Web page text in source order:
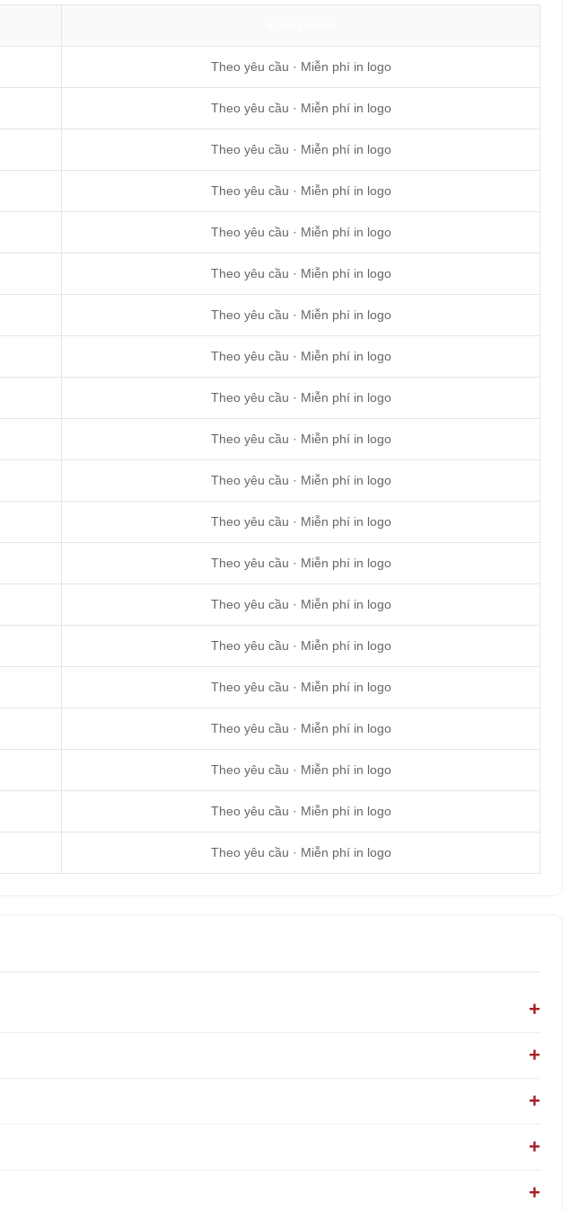
Theo yêu cầu · Miễn phí in logo
Theo yêu cầu · Miễn phí in logo
Theo yêu cầu · Miễn phí in logo
Theo yêu cầu · Miễn phí in logo
Theo yêu cầu · Miễn phí in logo
Theo yêu cầu · Miễn phí in logo
Theo yêu cầu · Miễn phí in logo
Theo yêu cầu · Miễn phí in logo
Theo yêu cầu · Miễn phí in logo
Theo yêu cầu · Miễn phí in logo
Theo yêu cầu · Miễn phí in logo
Theo yêu cầu · Miễn phí in logo
Theo yêu cầu · Miễn phí in logo
Theo yêu cầu · Miễn phí in logo
Theo yêu cầu · Miễn phí in logo
Theo yêu cầu · Miễn phí in logo
Theo yêu cầu · Miễn phí in logo
Theo yêu cầu · Miễn phí in logo
Theo yêu cầu · Miễn phí in logo
Theo yêu cầu · Miễn phí in logo